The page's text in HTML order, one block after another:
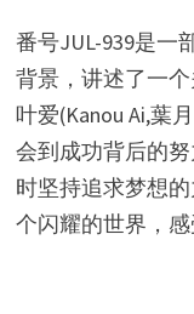
番号JUL-939是一
背景，讲述了一
叶爱(Kanou Ai,葉
会到成功背后的
时坚持追求梦想
个闪耀的世界，感